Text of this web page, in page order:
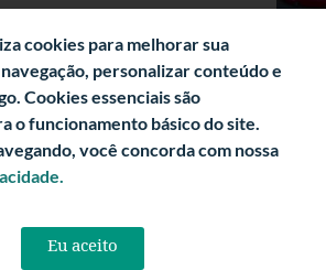
a Informação)
Fiscal
Turísticas
cookies para melhorar sua
personalizar conteúdo e
Cookies essenciais são
o funcionamento básico do site.
você concorda com nossa
Eu aceito